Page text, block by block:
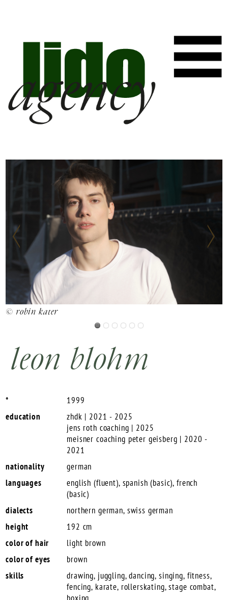
© robin kater
leon blohm
*
1999
education
zhdk | 2021 - 2025
jens roth coaching | 2025
meisner coaching peter geisberg | 2020 -
2021
nationality
german
languages
english (fluent), spanish (basic), french
(basic)
dialects
northern german, swiss german
height
192 cm
color of hair
light brown
color of eyes
brown
skills
drawing, juggling, dancing, singing, fitness,
fencing, karate, rollerskating, stage combat,